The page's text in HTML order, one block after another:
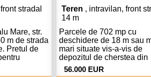
stradal
Mare, str.
m de strada
Pretul de
poate
Teren , intravilan, front
14 m
Parcele de 702 mp cu
deschidere de 18 m sau
mari situate vis-a-vis de
depozitul de cherstea din
spatele Avicola- Metro.
comision de la
56.000 EUR